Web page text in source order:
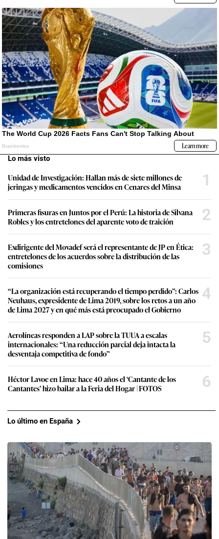
Lo más visto
Unidad de Investigación: Hallan más de siete millones de
jeringas y medicamentos vencidos en Cenares del Minsa
1
Primeras fisuras en Juntos por el Perú: La historia de Silvana
Robles y los entretelones del aparente voto de traición
2
Exdirigente del Movadef será el representante de JP en Ética:
entretelones de los acuerdos sobre la distribución de las
comisiones
3
“La organización está recuperando el tiempo perdido”: Carlos
Neuhaus, expresidente de Lima 2019, sobre los retos a un año
de Lima 2027 y en qué más está preocupado el Gobierno
4
Aerolíneas responden a LAP sobre la TUUA a escalas
internacionales: “Una reducción parcial deja intacta la
desventaja competitiva de fondo”
5
Héctor Lavoe en Lima: hace 40 años el ‘Cantante de los
Cantantes’ hizo bailar a la Feria del Hogar | FOTOS
6
Lo último en España